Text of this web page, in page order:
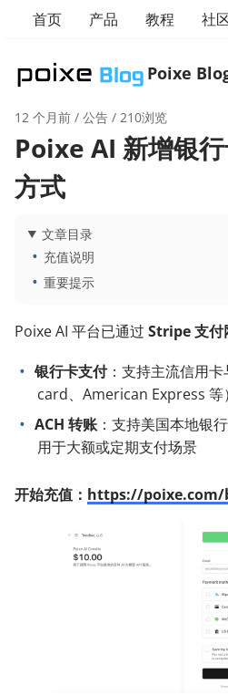
Poixe
首页 产品 教程 社
12 个月前/ 公告/ 210浏览
Poixe AI 新增银
方式
文章目录
充值说明
重要提示
Poixe AI 平台已通过 Stripe 支付
银行卡支付：支持主流信用
card、American Express 等）
ACH 转账：支持美国本地银
用于大额或定期支付场景
开始充值： https://